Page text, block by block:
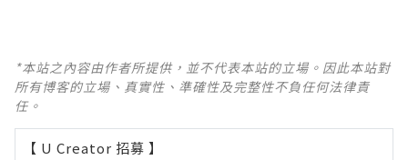
*本站之內容由作者所提供，並不代表本站的立場。因此本站對
所有博客的立場、真實性、準確性及完整性不負任何法律責
任。
【 U Creator 招募 】